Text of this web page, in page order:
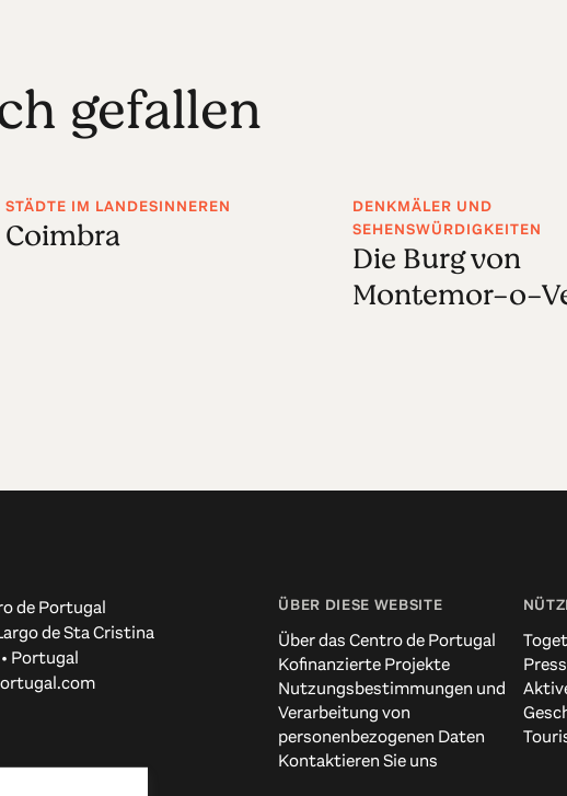
gefallen
STÄDTE IM LANDESINNEREN
Coimbra
DENKMÄLER UND
SEHENSWÜRDIGKEITEN
Die Burg von
Montemor-o-
de Portugal
de Sta Cristina
Portugal
ÜBER DIESE WEBSITE
Über das Centro de Portugal
Kofinanzierte Projekte
Nutzungsbestimmungen und
Verarbeitung von
personenbezogenen Daten
Kontaktieren Sie uns